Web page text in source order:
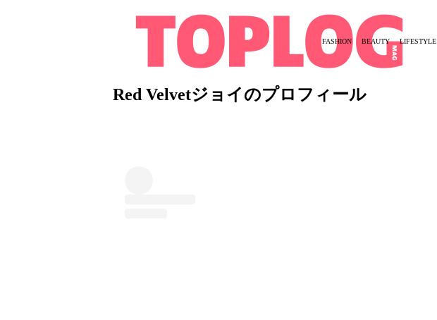
FASHION BEAUTY LIFESTYLE
Red Velvetジョイのプロフィール